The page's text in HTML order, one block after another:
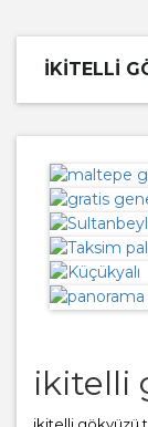
IKITELLI
ikitelli